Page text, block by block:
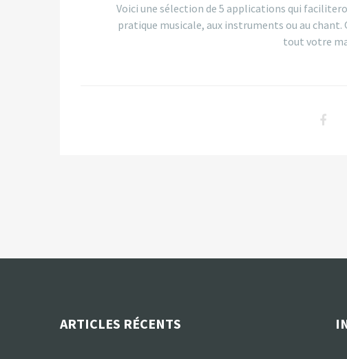
Voici une sélection de 5 applications qui
pratique musicale, aux instruments ou au chant.
tout votre
ARTICLES RÉCENTS